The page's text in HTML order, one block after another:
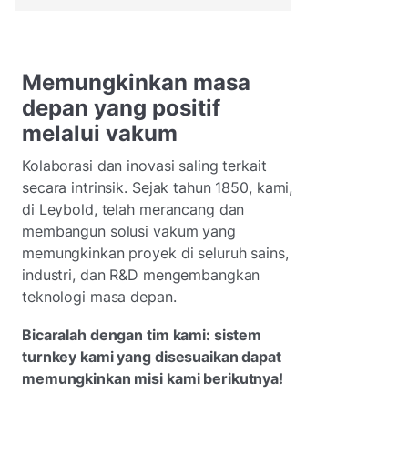
Memungkinkan masa
depan yang positif
melalui vakum
Kolaborasi dan inovasi saling terkait
secara intrinsik. Sejak tahun 1850, kami,
di Leybold, telah merancang dan
membangun solusi vakum yang
memungkinkan proyek di seluruh sains,
industri, dan R&D mengembangkan
teknologi masa depan.
Bicaralah dengan tim kami: sistem
turnkey kami yang disesuaikan dapat
memungkinkan misi kami berikutnya!